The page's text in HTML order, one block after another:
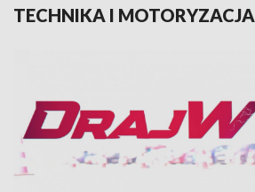
TECHNIKA I MOTORYZACJA